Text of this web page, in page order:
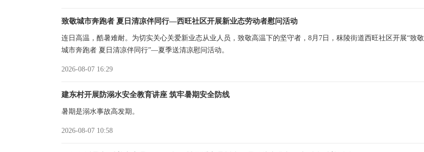
致敬城市奔跑者 夏日清凉伴同行—西旺社区开展新业态劳动者慰问活动
连日高温，酷暑难耐。为切实关心关爱新业态从业人员，致敬高温下的坚守者，8月7日，秣陵街道西旺社区开展“致敬
城市奔跑者 夏日清凉伴同行”—夏季送清凉慰问活动。
2026-08-07 16:29
建东村开展防溺水安全教育讲座 筑牢暑期安全防线
暑期是溺水事故高发期。
2026-08-07 10:58